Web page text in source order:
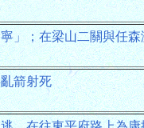
」；在梁山二關與任
箭射死